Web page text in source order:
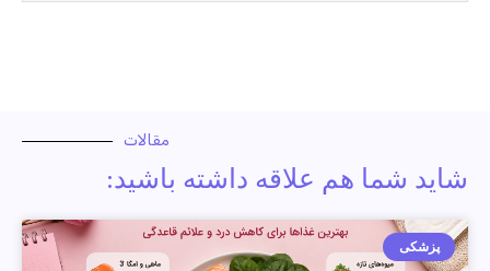
مقالات
شاید شما هم علاقه داشته باشید:
پزشکی